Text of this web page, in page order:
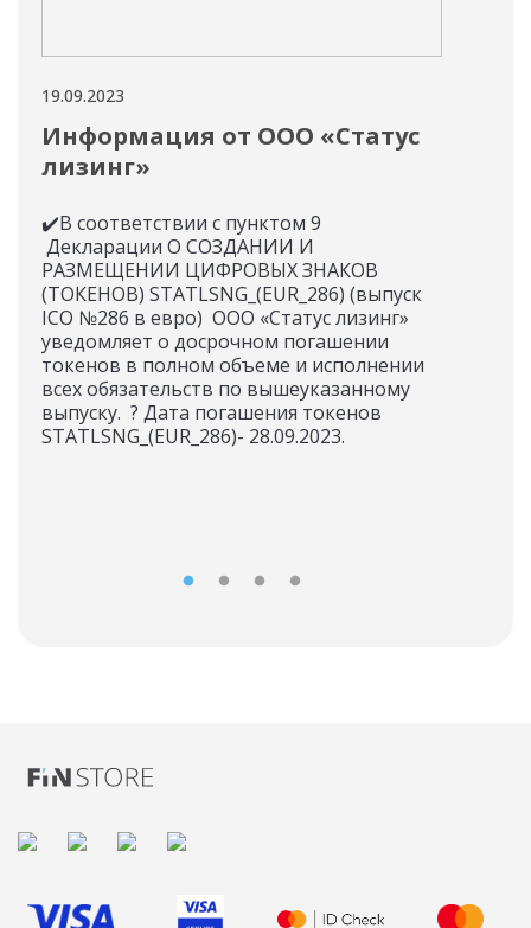
19.09.2023
Информация от ООО «Статус
лизинг»
✔️В соответствии с пунктом 9
Декларации О СОЗДАНИИ И
РАЗМЕЩЕНИИ ЦИФРОВЫХ ЗНАКОВ
(ТОКЕНОВ) STATLSNG_(EUR_286) (выпуск
ICO №286 в евро) ООО «Статус лизинг»
уведомляет о досрочном погашении
токенов в полном объеме и исполнении
всех обязательств по вышеуказанному
выпуску. ? Дата погашения токенов
STATLSNG_(EUR_286)- 28.09.2023.